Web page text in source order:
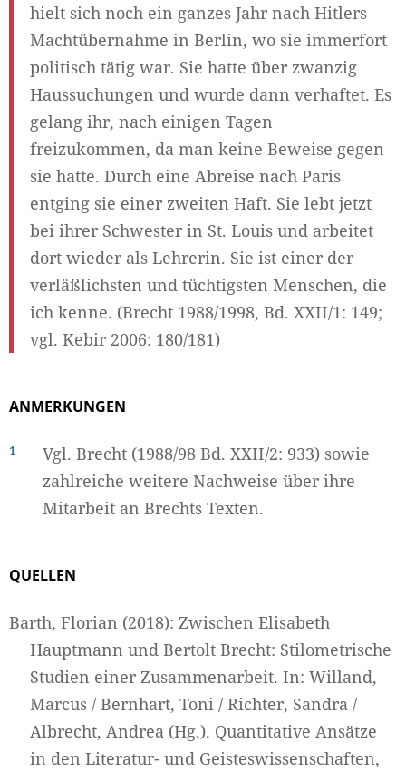
hielt sich noch ein ganzes Jahr nach Hitlers
Machtübernahme in Berlin, wo sie immerfort
politisch tätig war. Sie hatte über zwanzig
Haussuchungen und wurde dann verhaftet. Es
gelang ihr, nach einigen Tagen
freizukommen, da man keine Beweise gegen
sie hatte. Durch eine Abreise nach Paris
entging sie einer zweiten Haft. Sie lebt jetzt
bei ihrer Schwester in St. Louis und arbeitet
dort wieder als Lehrerin. Sie ist einer der
verläßlichsten und tüchtigsten Menschen, die
ich kenne. (Brecht 1988/1998, Bd. XXII/1: 149;
vgl. Kebir 2006: 180/181)
ANMERKUNGEN
1
Vgl. Brecht (1988/98 Bd. XXII/2: 933) sowie
zahlreiche weitere Nachweise über ihre
Mitarbeit an Brechts Texten.
QUELLEN
Barth, Florian (2018): Zwischen Elisabeth
Hauptmann und Bertolt Brecht: Stilometrische
Studien einer Zusammenarbeit. In: Willand,
Marcus / Bernhart, Toni / Richter, Sandra /
Albrecht, Andrea (Hg.). Quantitative Ansätze
in den Literatur- und Geisteswissenschaften,